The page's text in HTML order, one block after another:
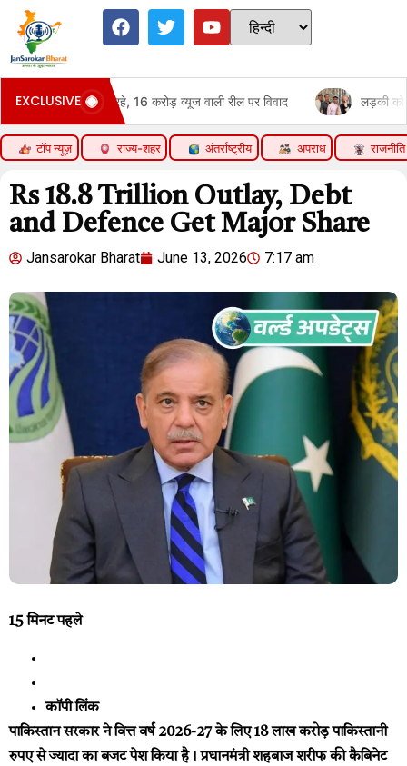
EXCLUSIVE
रहे, 16 करोड़ व्यूज वाली रील पर विवाद लड़की को गाली दी, अब माफी से
टॉप न्यूज़ राज्य-शहर अंतर्राष्ट्रीय अपराध राजनीति
Rs 18.8 Trillion Outlay, Debt
and Defence Get Major Share
Jansarokar Bharat June 13, 2026 7:17 am
15 मिनट पहले
कॉपी लिंक
पाकिस्तान सरकार ने वित्त वर्ष 2026-27 के लिए 18 लाख करोड़ पाकिस्तानी
रुपए से ज्यादा का बजट पेश किया है। प्रधानमंत्री शहबाज शरीफ की कैबिनेट